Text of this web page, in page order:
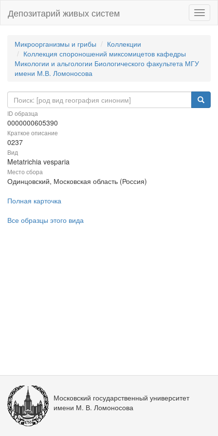
Депозитарий живых систем
Микроорганизмы и грибы
Коллекции
Коллекция спороношений миксомицетов кафедры
Микологии и альгологии Биологического факультета МГУ
имени М.В. Ломоносова
ID образца
0000000605390
Краткое описание
0237
Вид
Metatrichia vesparia
Место сбора
Одинцовский, Московская область (Россия)
Полная карточка
Все образцы этого вида
Московский государственный университет
имени М. В. Ломоносова